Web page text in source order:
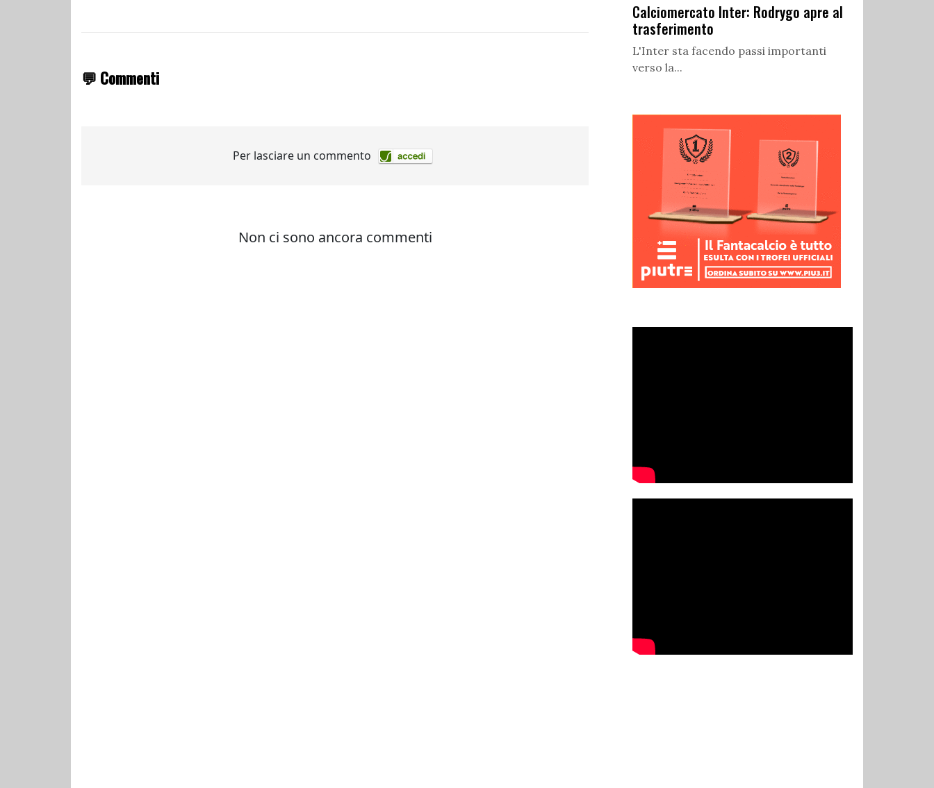
💬 Commenti
Calciomercato Inter: Rodrygo apre al
trasferimento
L'Inter sta facendo passi importanti
verso la...